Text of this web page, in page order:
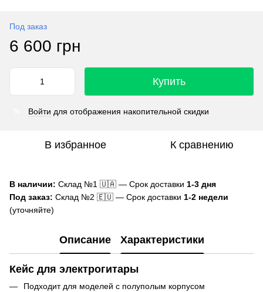
Под заказ
6 600 грн
Купить
Войти для отображения накопительной скидки
В избранное К сравнению
В наличии: Склад №1 🇺🇦 — Срок доставки 1-3 дня
Под заказ: Склад №2 🇪🇺 — Срок доставки 1-2 недели
(уточняйте)
Описание Характеристики
Кейс для электрогитары
Подходит для моделей с полуполым корпусом